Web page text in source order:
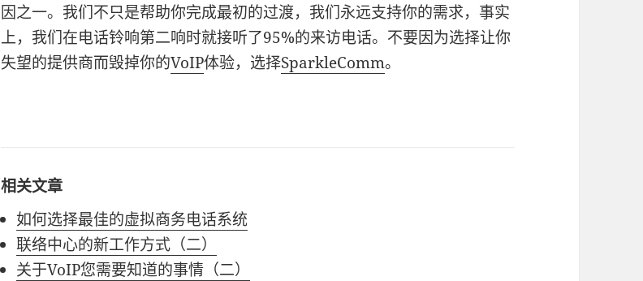
因之一。我们不只是帮助你完成最初的过渡，我们永远支持你的需求，事实
上，我们在电话铃响第二响时就接听了95%的来访电话。不要因为选择让你
失望的提供商而毁掉你的VoIP体验，选择SparkleComm。
相关文章
如何选择最佳的虚拟商务电话系统
联络中心的新工作方式（二）
关于VoIP您需要知道的事情（二）